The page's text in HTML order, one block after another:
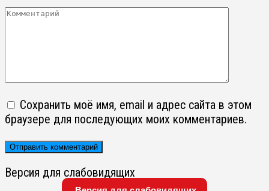
Комментарий
Сохранить моё имя, email и адрес сайта в этом
браузере для последующих моих комментариев.
Версия для слабовидящих